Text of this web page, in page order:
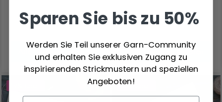
Preis ab7.95 € 8.80 € 3.99 €
Alle Optionen ansehen
20% Rabatt
Sparen Sie bis zu 50%
Werden Sie Teil unserer Garn-Community
und erhalten Sie exklusiven Zugang zu
inspirierenden Strickmustern und speziellen
Angeboten!